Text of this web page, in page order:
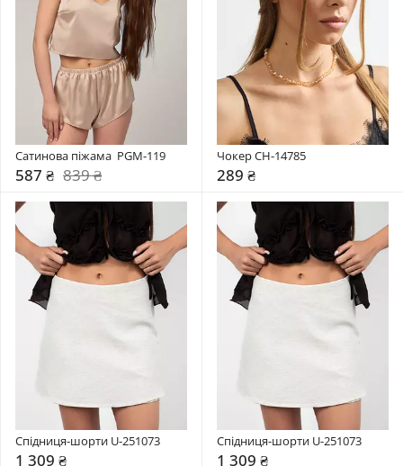
Сатинова піжама  PGM-119
587 ₴ 839 ₴
Чокер CH-14785
289 ₴
Спідниця-шорти U-251073
1 309 ₴
Спідниця-шорти U-251073
1 309 ₴